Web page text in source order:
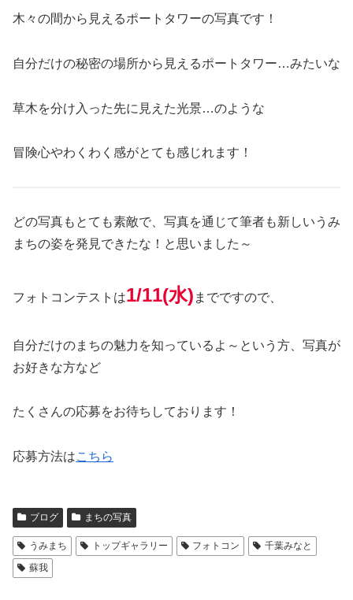
木々の間から見えるポートタワーの写真です！
自分だけの秘密の場所から見えるポートタワー…みたいな
草木を分け入った先に見えた光景…のような
冒険心やわくわく感がとても感じれます！
どの写真もとても素敵で、写真を通じて筆者も新しいうみ
まちの姿を発見できたな！と思いました～
フォトコンテストは1/11(水) までですので、
自分だけのまちの魅力を知っているよ～という方、写真が
お好きな方など
たくさんの応募をお待ちしております！
応募方法はこちら
ブログ まちの写真
うみまち トップギャラリー フォトコン
千葉みなと
蘇我